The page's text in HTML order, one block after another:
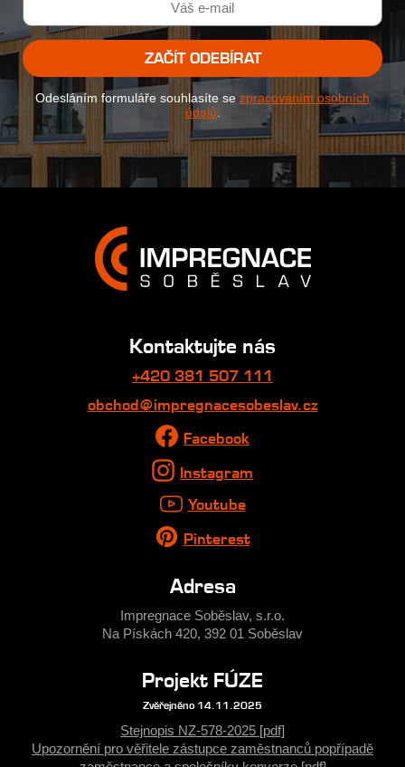
ZAČÍT ODEBÍRAT
Odesláním formuláře souhlasíte se zpracováním osobních
údajů
Kontaktujte nás
+420 381 507 111
obchod@impregnacesobeslav.cz
Facebook
Instagram
Youtube
Pinterest
Adresa
Impregnace Soběslav, s.r.o.
Na Pískách 420, 392 01 Soběslav
Projekt FÚZE
Zvěřejněno 14.11.2025
Stejnopis NZ-578-2025 [pdf]
Upozornění pro věřitele zástupce zaměstnanců popřípadě